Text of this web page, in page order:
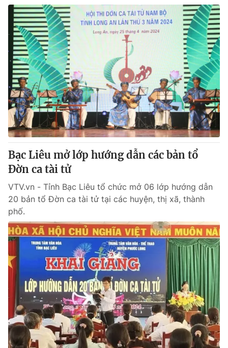
Bạc Liêu mở lớp hướng dẫn các bản tổ
Đờn ca tài tử
VTV.vn - Tỉnh Bạc Liêu tổ chức mở 06 lớp hướng dẫn
20 bản tổ Đờn ca tài tử tại các huyện, thị xã, thành
phố.